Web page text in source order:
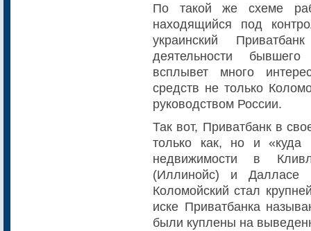
По такой же схеме
находящийся под
украинский
деятельности
всплывет много
средств не только
руководством России.
Так вот, Приватбанк в
только как, но и «куда
недвижимости в
(Иллинойс) и Далласе
Коломойский стал
иске Приватбанка
были куплены на